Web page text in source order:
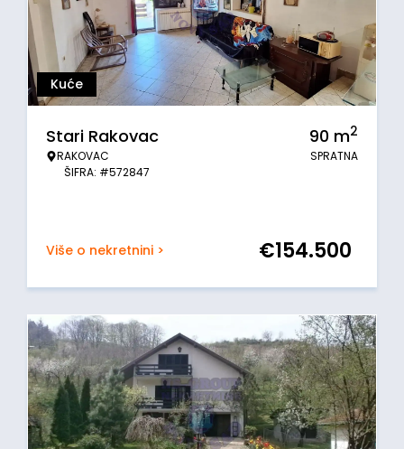
Kuće
Stari Rakovac
RAKOVAC
ŠIFRA: #572847
90 m2
SPRATNA
Više o nekretnini > €154.500